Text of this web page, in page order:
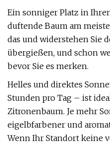
Ein sonniger Platz in
duftende Baum am
das und widerstehen Sie
übergießen, und schon
bevor Sie es merken.
Helles und direktes
Stunden pro Tag – ist
Zitronenbaum. Je mehr
eigelbfarbener und
Wenn Ihr Standort keine